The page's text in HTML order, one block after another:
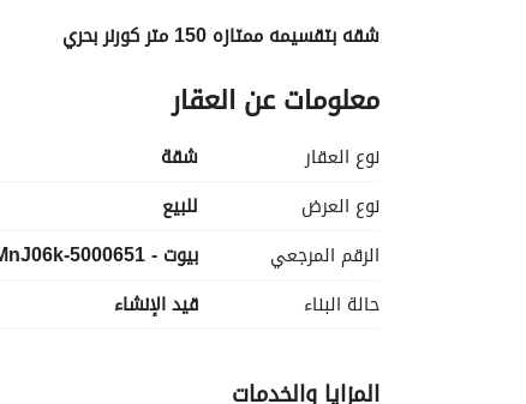
شقه بتقسيمه ممتازه 150 متر كورنر بحري
علي فيو مفتوح في موقع مميز داخل الكمبوند
بالتقسيط علي 10 سنين
وخصم ممتاز في حاله الدفع كاش
يوجد فديو توضيحي للشقه من الداخل
او ابعت واتساب وهيتم ارسال جدول الاقساط
معلومات عن العقار
نوع العقار
شقة
نوع العرض
للبيع
الرقم المرجعي
بيوت - 5000651-MnJ06k
حالة البناء
قيد الإنشاء
المزايا والخدمات